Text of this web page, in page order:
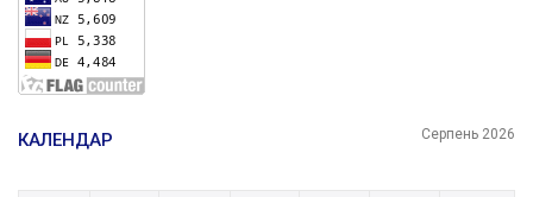
КАЛЕНДАР Серпень 2026